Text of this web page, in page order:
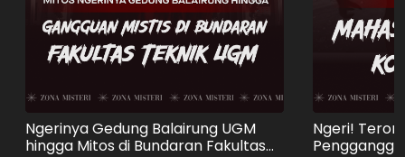
Ngerinya Gedung Balairung UGM
hingga Mitos di Bundaran Fakultas
Ngeri! Teror